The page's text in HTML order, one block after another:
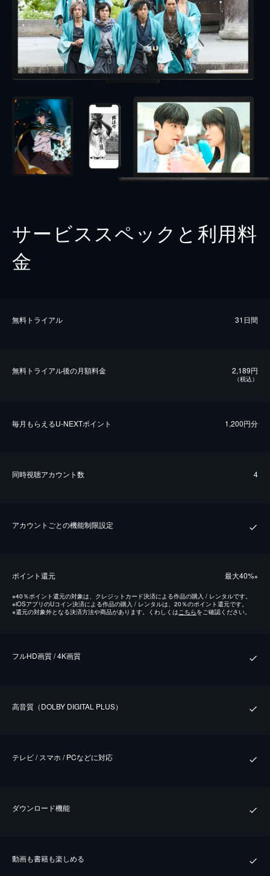
サービススペックと利用料
金
無料トライアル 31日間
無料トライアル後の⽉額料金 2,189円
（税込）
毎⽉もらえるU-NEXTポイント 1,200円分
同時視聴アカウント数 4
アカウントごとの機能制限設定
ポイント還元 最⼤40%※
※40％ポイント還元の対象は、クレジットカード決済による作品の購入 / レンタルです。
※iOSアプリのUコイン決済による作品の購入 / レンタルは、20％のポイント還元です。
※還元の対象外となる決済方法や商品があります。くわしくはこちらをご確認ください。
フルHD画質 / 4K画質
⾼⾳質（DOLBY DIGITAL PLUS）
テレビ / スマホ / PCなどに対応
ダウンロード機能
動画も書籍も楽しめる